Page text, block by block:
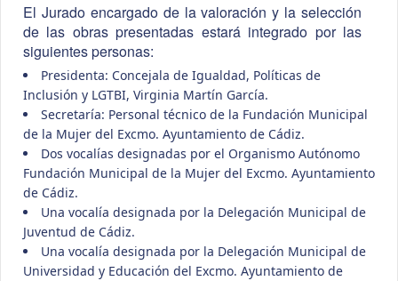
El Jurado encargado de la valoración y la selección
de las obras presentadas estará integrado por las
siguientes personas:
Presidenta: Concejala de Igualdad, Políticas de
Inclusión y LGTBI, Virginia Martín García.
Secretaría: Personal técnico de la Fundación Municipal
de la Mujer del Excmo. Ayuntamiento de Cádiz.
Dos vocalías designadas por el Organismo Autónomo
Fundación Municipal de la Mujer del Excmo. Ayuntamiento
de Cádiz.
Una vocalía designada por la Delegación Municipal de
Juventud de Cádiz.
Una vocalía designada por la Delegación Municipal de
Universidad y Educación del Excmo. Ayuntamiento de